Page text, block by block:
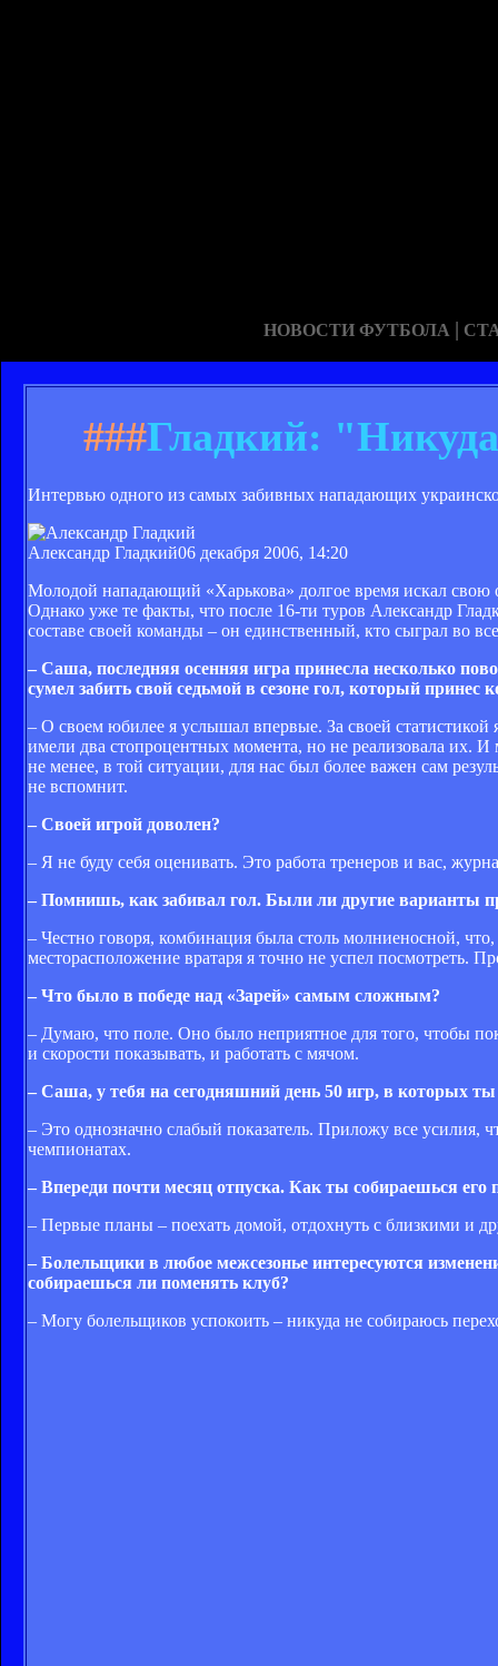
НОВОСТИ ФУТБОЛА |
###Гладкий:
Интервью одного из самых забивных нападающих
Александр Гладкий06 декабря 2006, 14:20
Молодой нападающий «Харькова» долгое время искал
Однако уже те факты, что после 16-ти туров Александр
составе своей команды – он единственный, кто сыграл во
– Саша, последняя осенняя игра принесла несколько
сумел забить свой седьмой в сезоне гол, который принес
– О своем юбилее я услышал впервые. За своей
имели два стопроцентных момента, но не реализовала их.
не менее, в той ситуации, для нас был более важен сам
не вспомнит.
– Своей игрой доволен?
– Я не буду себя оценивать. Это работа тренеров и вас,
– Помнишь, как забивал гол. Были ли другие варианты
– Честно говоря, комбинация была столь молниеносной,
месторасположение вратаря я точно не успел посмотреть.
– Что было в победе над «Зарей» самым сложным?
– Думаю, что поле. Оно было неприятное для того, чтобы
и скорости показывать, и работать с мячом.
– Саша, у тебя на сегодняшний день 50 игр, в которых
– Это однозначно слабый показатель. Приложу все
чемпионатах.
– Впереди почти месяц отпуска. Как ты собираешься его
– Первые планы – поехать домой, отдохнуть с близкими и
– Болельщики в любое межсезонье интересуются
собираешься ли поменять клуб?
– Могу болельщиков успокоить – никуда не собираюсь